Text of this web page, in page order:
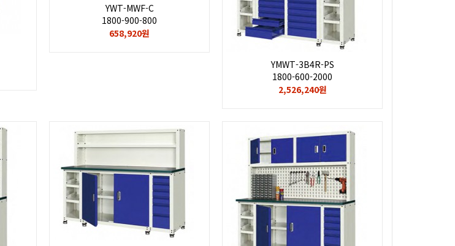
YWT-MWF-C
1800-900-800
658,920원
YMWT-3B4R-PS
1800-600-2000
2,526,240원